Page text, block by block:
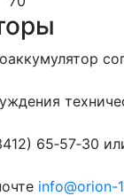
65‑57‑30
info@orion-